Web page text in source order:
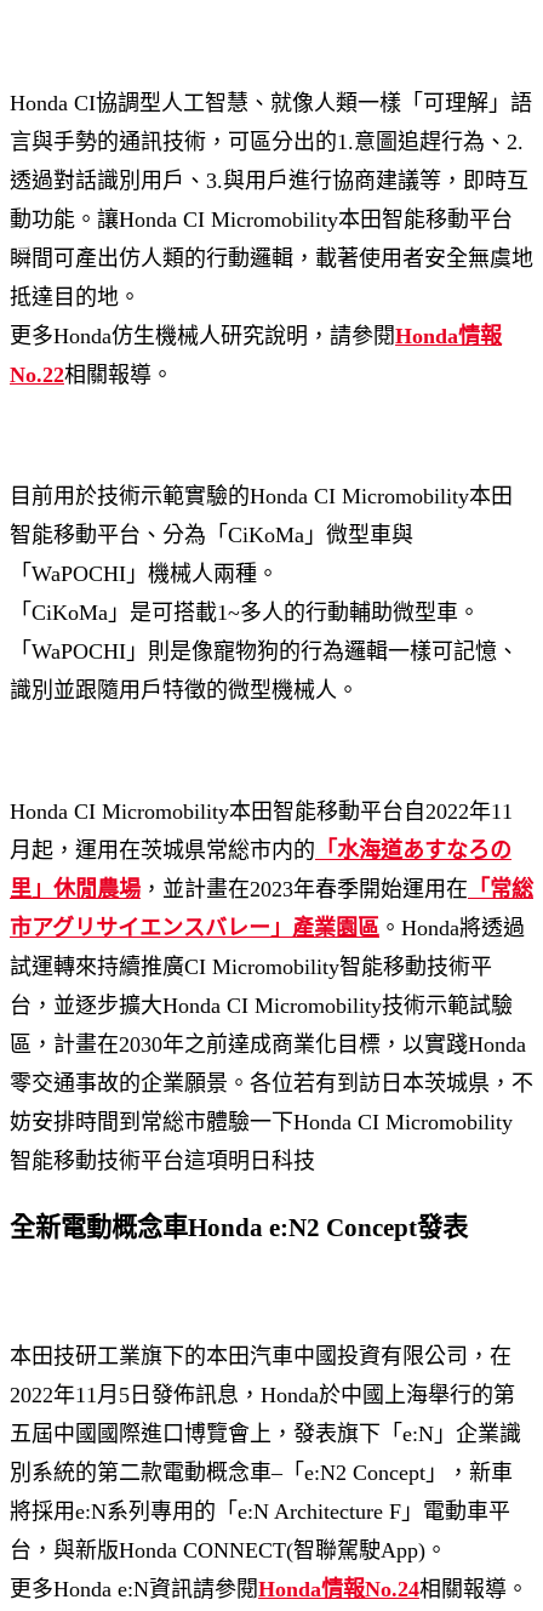
Honda CI協調型人工智慧、就像人類一樣「可理解」語
言與手勢的通訊技術，可區分出的1.意圖追趕行為、2.
透過對話識別用戶、3.與用戶進行協商建議等，即時互
動功能。讓Honda CI Micromobility本田智能移動平台
瞬間可產出仿人類的行動邏輯，載著使用者安全無虞地
抵達目的地。
更多Honda仿生機械人研究說明，請參閱Honda情報
No.22相關報導。
目前用於技術示範實驗的Honda CI Micromobility本田
智能移動平台、分為「CiKoMa」微型車與
「WaPOCHI」機械人兩種。
「CiKoMa」是可搭載1~多人的行動輔助微型車。
「WaPOCHI」則是像寵物狗的行為邏輯一樣可記憶、
識別並跟隨用戶特徵的微型機械人。
Honda CI Micromobility本田智能移動平台自2022年11
月起，運用在茨城県常総市内的 「水海道あすなろの
里」休閒農場 ，並計畫在2023年春季開始運用在 「常総
市アグリサイエンスバレー」產業園區 。Honda將透過
試運轉來持續推廣CI Micromobility智能移動技術平
台，並逐步擴大Honda CI Micromobility技術示範試驗
區，計畫在2030年之前達成商業化目標，以實踐Honda
零交通事故的企業願景。各位若有到訪日本茨城県，不
妨安排時間到常総市體驗一下Honda CI Micromobility
智能移動技術平台這項明日科技
全新電動概念車Honda e:N2 Concept發表
本田技研工業旗下的本田汽車中國投資有限公司，在
2022年11月5日發佈訊息，Honda於中國上海舉行的第
五屆中國國際進口博覽會上，發表旗下「e:N」企業識
別系統的第二款電動概念車–「e:N2 Concept」，新車
將採用e:N系列專用的「e:N Architecture F」電動車平
台，與新版Honda CONNECT(智聯駕駛App)。
更多Honda e:N資訊請參閱Honda情報No.24相關報導。